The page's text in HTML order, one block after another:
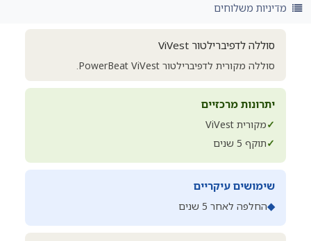
מדיניות משלוחים
סוללה לדפיברילטור ViVest
סוללה מקורית לדפיברילטור PowerBeat ViVest.
יתרונות מרכזיים
✓מקורית ViVest
✓תוקף 5 שנים
שימושים עיקריים
◆החלפה לאחר 5 שנים